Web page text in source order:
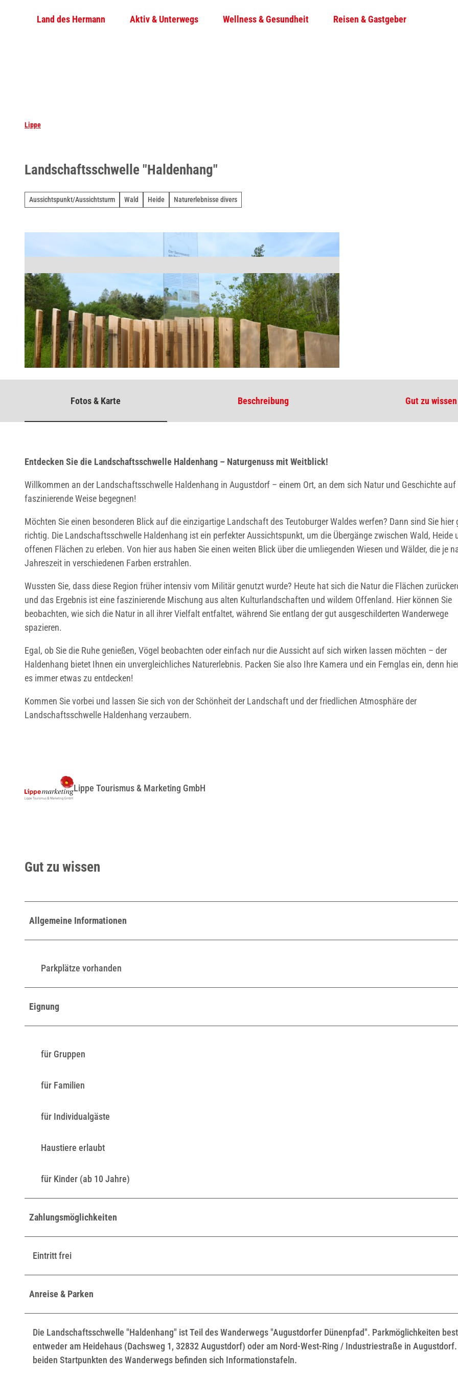
Land des Hermann Aktiv & Unterwegs Wellness & Gesundheit Reisen & Gastgeber
Lippe
Landschaftsschwelle "Haldenhang"
Aussichtspunkt/Aussichtsturm Wald Heide Naturerlebnisse divers
Fotos & Karte Beschreibung Gut zu wissen
Entdecken Sie die Landschaftsschwelle Haldenhang – Naturgenuss mit Weitblick!
Willkommen an der Landschaftsschwelle Haldenhang in Augustdorf – einem Ort, an dem sich Natur und Geschichte auf
faszinierende Weise begegnen!
Möchten Sie einen besonderen Blick auf die einzigartige Landschaft des Teutoburger Waldes werfen? Dann sind Sie hier
richtig. Die Landschaftsschwelle Haldenhang ist ein perfekter Aussichtspunkt, um die Übergänge zwischen Wald, Heide
offenen Flächen zu erleben. Von hier aus haben Sie einen weiten Blick über die umliegenden Wiesen und Wälder, die je
Jahreszeit in verschiedenen Farben erstrahlen.
Wussten Sie, dass diese Region früher intensiv vom Militär genutzt wurde? Heute hat sich die Natur die Flächen
und das Ergebnis ist eine faszinierende Mischung aus alten Kulturlandschaften und wildem Offenland. Hier können Sie
beobachten, wie sich die Natur in all ihrer Vielfalt entfaltet, während Sie entlang der gut ausgeschilderten Wanderwege
spazieren.
Egal, ob Sie die Ruhe genießen, Vögel beobachten oder einfach nur die Aussicht auf sich wirken lassen möchten – der
Haldenhang bietet Ihnen ein unvergleichliches Naturerlebnis. Packen Sie also Ihre Kamera und ein Fernglas ein, denn
es immer etwas zu entdecken!
Kommen Sie vorbei und lassen Sie sich von der Schönheit der Landschaft und der friedlichen Atmosphäre der
Landschaftsschwelle Haldenhang verzaubern.
Lippe Tourismus & Marketing GmbH
Gut zu wissen
Allgemeine Informationen
Parkplätze vorhanden
Eignung
für Gruppen
für Familien
für Individualgäste
Haustiere erlaubt
für Kinder (ab 10 Jahre)
Zahlungsmöglichkeiten
Eintritt frei
Anreise & Parken
Die Landschaftsschwelle "Haldenhang" ist Teil des Wanderwegs "Augustdorfer Dünenpfad". Parkmöglichkeiten
entweder am Heidehaus (Dachsweg 1, 32832 Augustdorf) oder am Nord-West-Ring / Industriestraße in
beiden Startpunkten des Wanderwegs befinden sich Informationstafeln.